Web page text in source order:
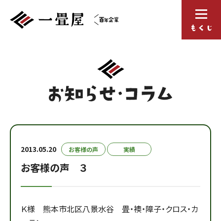
2013.05.20 お客様の声 実績
お客様の声 ３
Ｋ様 熊本市北区八景水谷 畳・襖・障子・クロス・カ